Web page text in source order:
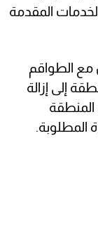
الخدمات المقدمة
مع الطواقم
إلى إزالة
المطلوبة.